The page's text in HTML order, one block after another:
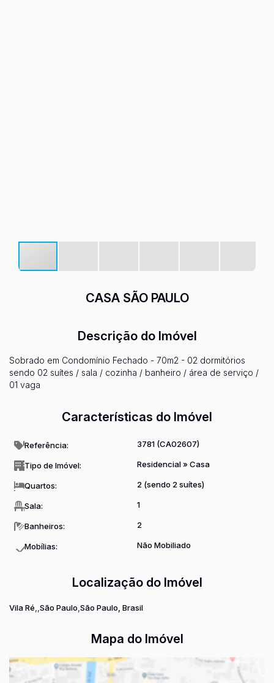
CASA SÃO PAULO
Descrição do Imóvel
Sobrado em Condomínio Fechado - 70m2 - 02 dormitórios
sendo 02 suítes / sala / cozinha / banheiro / área de serviço /
01 vaga
Características do Imóvel
Referência: 3781 (CA02607)
Tipo de Imóvel: Residencial» Casa
Quartos: 2 (sendo 2 suítes)
Sala: 1
Banheiros: 2
Mobílias: Não Mobiliado
Localização do Imóvel
Vila Ré São Paulo São Paulo, Brasil
Mapa do Imóvel